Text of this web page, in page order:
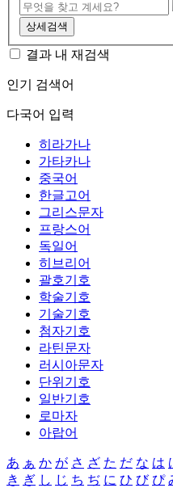
상세검색
결과 내 재검색
인기 검색어
다국어 입력
히라가나
가타카나
중국어
한글고어
그리스문자
프랑스어
독일어
히브리어
괄호기호
학술기호
기술기호
첨자기호
라틴문자
러시아문자
단위기호
일반기호
로마자
아랍어
あ ぁ か が さ ざ た だ な は
き ぎ し じ ち ぢ に ひ び ぴ